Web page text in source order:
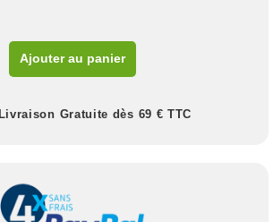
Ajouter au panier
Livraison Gratuite dès 69 € TTC